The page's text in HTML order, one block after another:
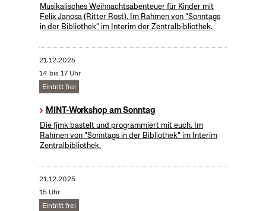
Musikalisches Weihnachtsabenteuer für Kinder mit
Felix Janosa (Ritter Rost). Im Rahmen von "Sonntags
in der Bibliothek" im Interim der Zentralbibliothek.
21.12.2025
14 bis 17 Uhr
Eintritt frei
MINT-Workshop am Sonntag
Die fjmk bastelt und programmiert mit euch. Im
Rahmen von "Sonntags in der Bibliothek" im Interim
Zentralbibliothek.
21.12.2025
15 Uhr
Eintritt frei